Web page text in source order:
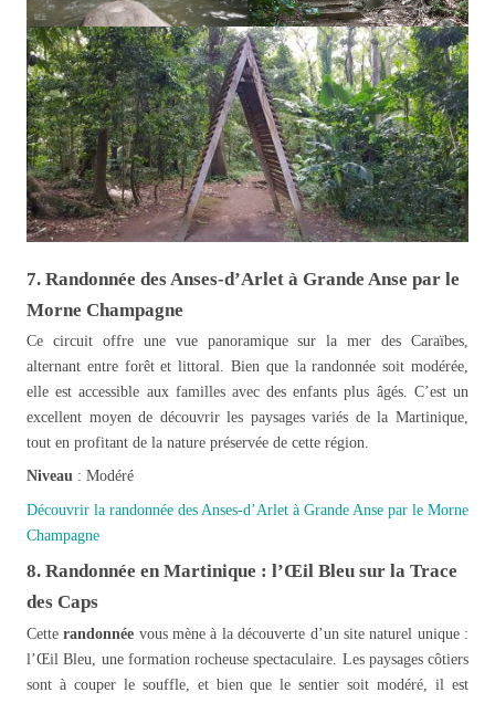
7. Randonnée des Anses-d’Arlet à Grande Anse par le
Morne Champagne
Ce circuit offre une vue panoramique sur la mer des Caraïbes,
alternant entre forêt et littoral. Bien que la randonnée soit modérée,
elle est accessible aux familles avec des enfants plus âgés. C’est un
excellent moyen de découvrir les paysages variés de la Martinique,
tout en profitant de la nature préservée de cette région.
Niveau : Modéré
Découvrir la randonnée des Anses-d’Arlet à Grande Anse par le Morne
Champagne
8. Randonnée en Martinique : l’Œil Bleu sur la Trace
des Caps
Cetterandonnée vous mène à la découverte d’un site naturel unique :
l’Œil Bleu, une formation rocheuse spectaculaire. Les paysages côtiers
sont à couper le souffle, et bien que le sentier soit modéré, il est